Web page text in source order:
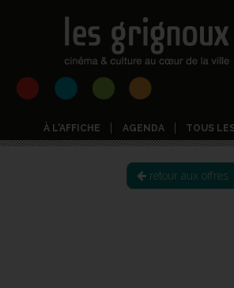
À L'AFFICHE AGENDA TOUS
retour aux offres